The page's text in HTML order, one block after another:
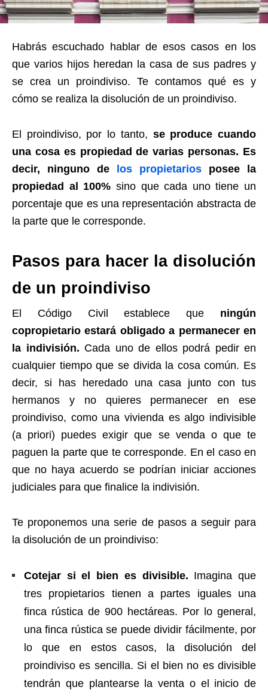
Habrás escuchado hablar de esos casos en los
que varios hijos heredan la casa de sus padres y
se crea un proindiviso. Te contamos qué es y
cómo se realiza la disolución de un proindiviso.
El proindiviso, por lo tanto, se produce cuando
una cosa es propiedad de varias personas. Es
decir, ninguno de
los propietarios posee la
propiedad al 100% sino que cada uno tiene un
porcentaje que es una representación abstracta de
la parte que le corresponde.
Pasos para hacer la disolución
de un proindiviso
El Código Civil establece que ningún
copropietario estará obligado a permanecer en
la indivisión. Cada uno de ellos podrá pedir en
cualquier tiempo que se divida la cosa común. Es
decir, si has heredado una casa junto con tus
hermanos y no quieres permanecer en ese
proindiviso, como una vivienda es algo indivisible
(a priori) puedes exigir que se venda o que te
paguen la parte que te corresponde. En el caso en
que no haya acuerdo se podrían iniciar acciones
judiciales para que finalice la indivisión.
Te proponemos una serie de pasos a seguir para
la disolución de un proindiviso:
Cotejar si el bien es divisible. Imagina que
tres propietarios tienen a partes iguales una
finca rústica de 900 hectáreas. Por lo general,
una finca rústica se puede dividir fácilmente, por
lo que en estos casos, la disolución del
proindiviso es sencilla. Si el bien no es divisible
tendrán que plantearse la venta o el inicio de